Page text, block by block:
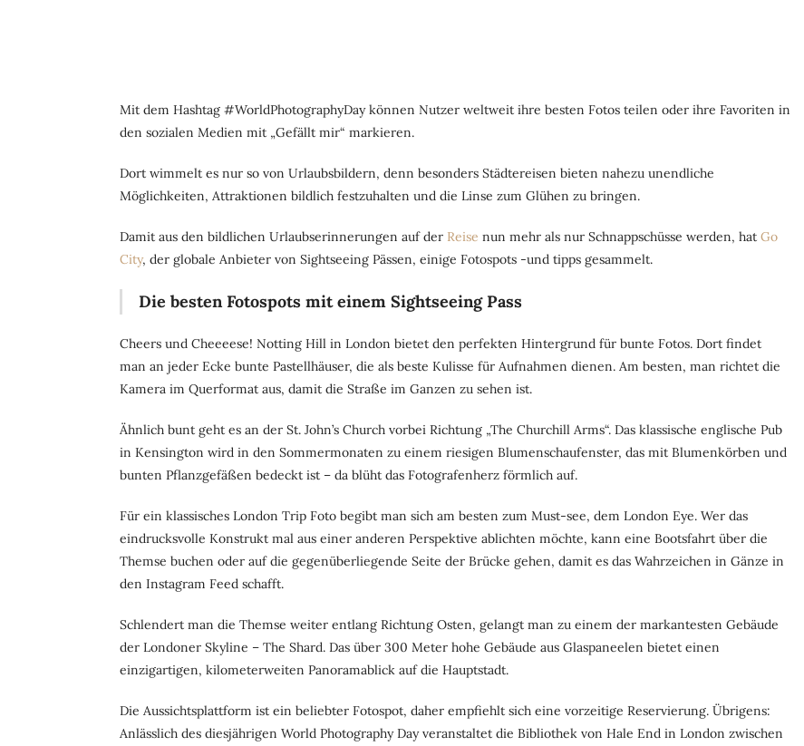
Mit dem Hashtag #WorldPhotographyDay können Nutzer weltweit ihre besten Fotos teilen oder ihre Favoriten in
den sozialen Medien mit „Gefällt mir“ markieren.
Dort wimmelt es nur so von Urlaubsbildern, denn besonders Städtereisen bieten nahezu unendliche
Möglichkeiten, Attraktionen bildlich festzuhalten und die Linse zum Glühen zu bringen.
Damit aus den bildlichen Urlaubserinnerungen auf der Reise nun mehr als nur Schnappschüsse werden, hat Go
City, der globale Anbieter von Sightseeing Pässen, einige Fotospots -und tipps gesammelt.
Die besten Fotospots mit einem Sightseeing Pass
Cheers und Cheeeese! Notting Hill in London bietet den perfekten Hintergrund für bunte Fotos. Dort findet
man an jeder Ecke bunte Pastellhäuser, die als beste Kulisse für Aufnahmen dienen. Am besten, man richtet die
Kamera im Querformat aus, damit die Straße im Ganzen zu sehen ist.
Ähnlich bunt geht es an der St. John’s Church vorbei Richtung „The Churchill Arms“. Das klassische englische Pub
in Kensington wird in den Sommermonaten zu einem riesigen Blumenschaufenster, das mit Blumenkörben und
bunten Pflanzgefäßen bedeckt ist – da blüht das Fotografenherz förmlich auf.
Für ein klassisches London Trip Foto begibt man sich am besten zum Must-see, dem London Eye. Wer das
eindrucksvolle Konstrukt mal aus einer anderen Perspektive ablichten möchte, kann eine Bootsfahrt über die
Themse buchen oder auf die gegenüberliegende Seite der Brücke gehen, damit es das Wahrzeichen in Gänze in
den Instagram Feed schafft.
Schlendert man die Themse weiter entlang Richtung Osten, gelangt man zu einem der markantesten Gebäude
der Londoner Skyline – The Shard. Das über 300 Meter hohe Gebäude aus Glaspaneelen bietet einen
einzigartigen, kilometerweiten Panoramablick auf die Hauptstadt.
Die Aussichtsplattform ist ein beliebter Fotospot, daher empfiehlt sich eine vorzeitige Reservierung. Übrigens:
Anlässlich des diesjährigen World Photography Day veranstaltet die Bibliothek von Hale End in London zwischen